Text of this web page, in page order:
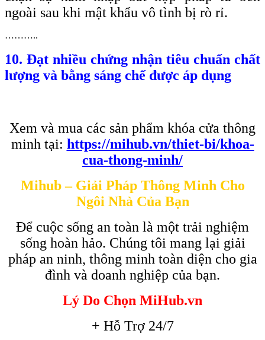
ngoài sau khi mật khẩu vô tình bị rò rỉ.
………..
10. Đạt nhiều chứng nhận tiêu chuẩn chất
lượng và bằng sáng chế được áp dụng
Xem và mua các sản phẩm khóa cửa thông
minh tại: https://mihub.vn/thiet-bi/khoa-
cua-thong-minh/
Mihub – Giải Pháp Thông Minh Cho
Ngôi Nhà Của Bạn
Để cuộc sống an toàn là một trải nghiệm
sống hoàn hảo. Chúng tôi mang lại giải
pháp an ninh, thông minh toàn diện cho gia
đình và doanh nghiệp của bạn.
Lý Do Chọn MiHub.vn
+ Hỗ Trợ 24/7